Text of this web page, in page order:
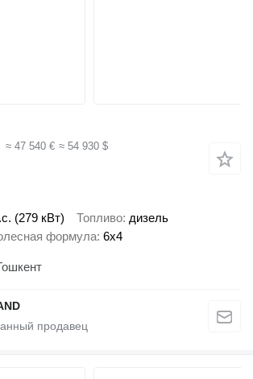
≈ 47 540 € ≈ 54 930 $
(279 кВт) Топливо дизель
формула 6x4